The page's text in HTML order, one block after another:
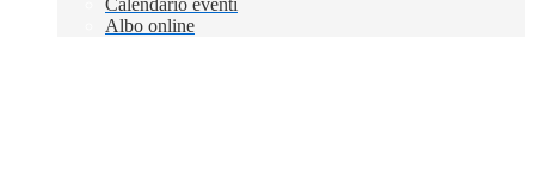
Calendario eventi
Albo online